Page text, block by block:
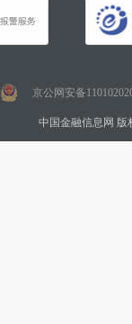
京公网安备
中国金融信息网 版